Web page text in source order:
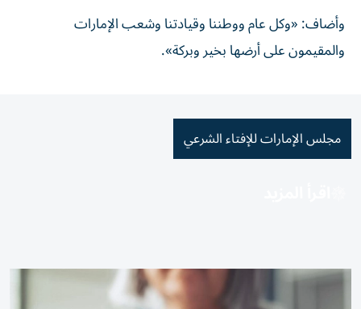
وأضاف: «وكل عام ووطننا وقيادتنا وشعب الإمارات
والمقيمون على أرضها بخير وبركة».
مجلس الإمارات للإفتاء الشرعي